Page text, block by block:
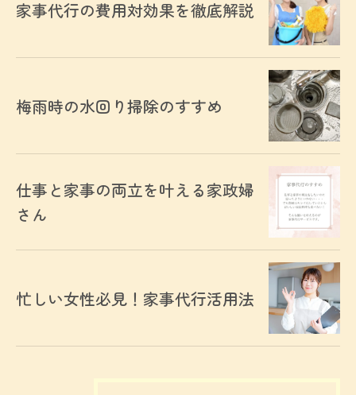
家事代行の費用対効果を徹底解説
梅雨時の水回り掃除のすすめ
仕事と家事の両立を叶える家政婦
さん
忙しい女性必見！家事代行活用法